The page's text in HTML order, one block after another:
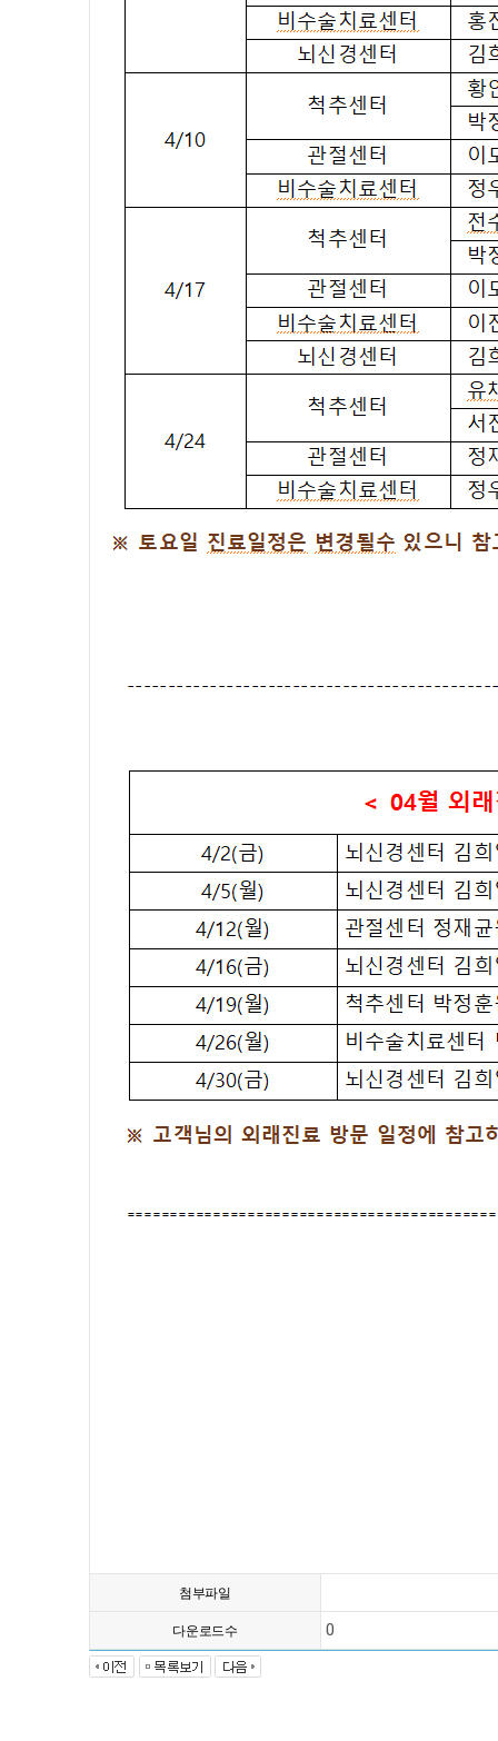
첨부파일
다운로드수 0